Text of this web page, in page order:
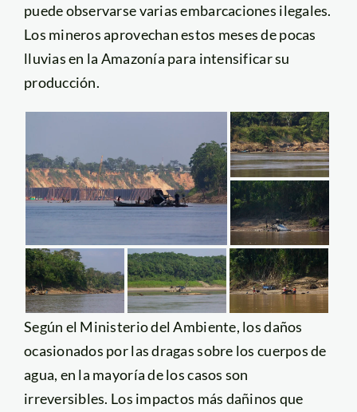
puede observarse varias embarcaciones ilegales.
Los mineros aprovechan estos meses de pocas
lluvias en la Amazonía para intensificar su
producción.
Según el Ministerio del Ambiente, los daños
ocasionados por las dragas sobre los cuerpos de
agua, en la mayoría de los casos son
irreversibles. Los impactos más dañinos que